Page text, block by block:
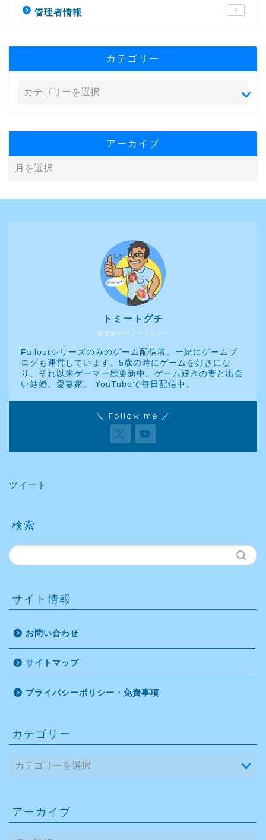
管理者情報 2
カテゴリー
アーカイブ
愛妻家ゲーマーブロガー
トミートグチ
Falloutシリーズのみのゲーム配信者。一緒にゲームブ
ログも運営しています。5歳の時にゲームを好きにな
り、それ以来ゲーマー歴更新中。ゲーム好きの妻と出会
い結婚。愛妻家。 YouTubeで毎日配信中。
＼ Follow me ／
ツイート
検索
サイト情報
お問い合わせ
サイトマップ
プライバシーポリシー・免責事項
カテゴリー
アーカイブ
ア